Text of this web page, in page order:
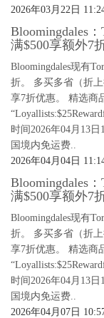
2026年03月22日
Bloomingdales
满$500享额外7
Bloomingdales现有
折。 多买多省（折
享7折优惠。 精选商
时间2026年04月13
国境内免运费..
2026年04月04日
Bloomingdales
满$500享额外7
Bloomingdales现有
折。 多买多省（折
享7折优惠。 精选商
时间2026年04月13
国境内免运费..
2026年04月07日